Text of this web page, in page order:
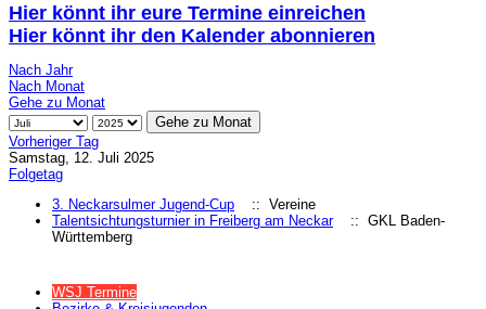
Hier könnt ihr eure Termine einreichen
Hier könnt ihr den Kalender abonnieren
Nach Jahr
Nach Monat
Gehe zu Monat
Gehe zu Monat
Vorheriger Tag
Samstag, 12. Juli 2025
Folgetag
3. Neckarsulmer Jugend-Cup
:: Vereine
Talentsichtungsturnier in Freiberg am Neckar
:: GKL Baden-
Württemberg
WSJ Termine